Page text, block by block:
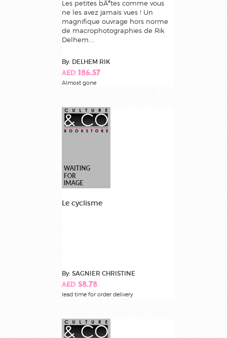
Les petites bÃªtes comme vous
ne les avez jamais vues ! Un
magnifique ouvrage hors norme
de macrophotographies de Rik
Delhem....
By: DELHEM RIK
AED 186.57
Almost gone
Le cyclisme
By: SAGNIER CHRISTINE
AED 58.78
lead time for order delivery